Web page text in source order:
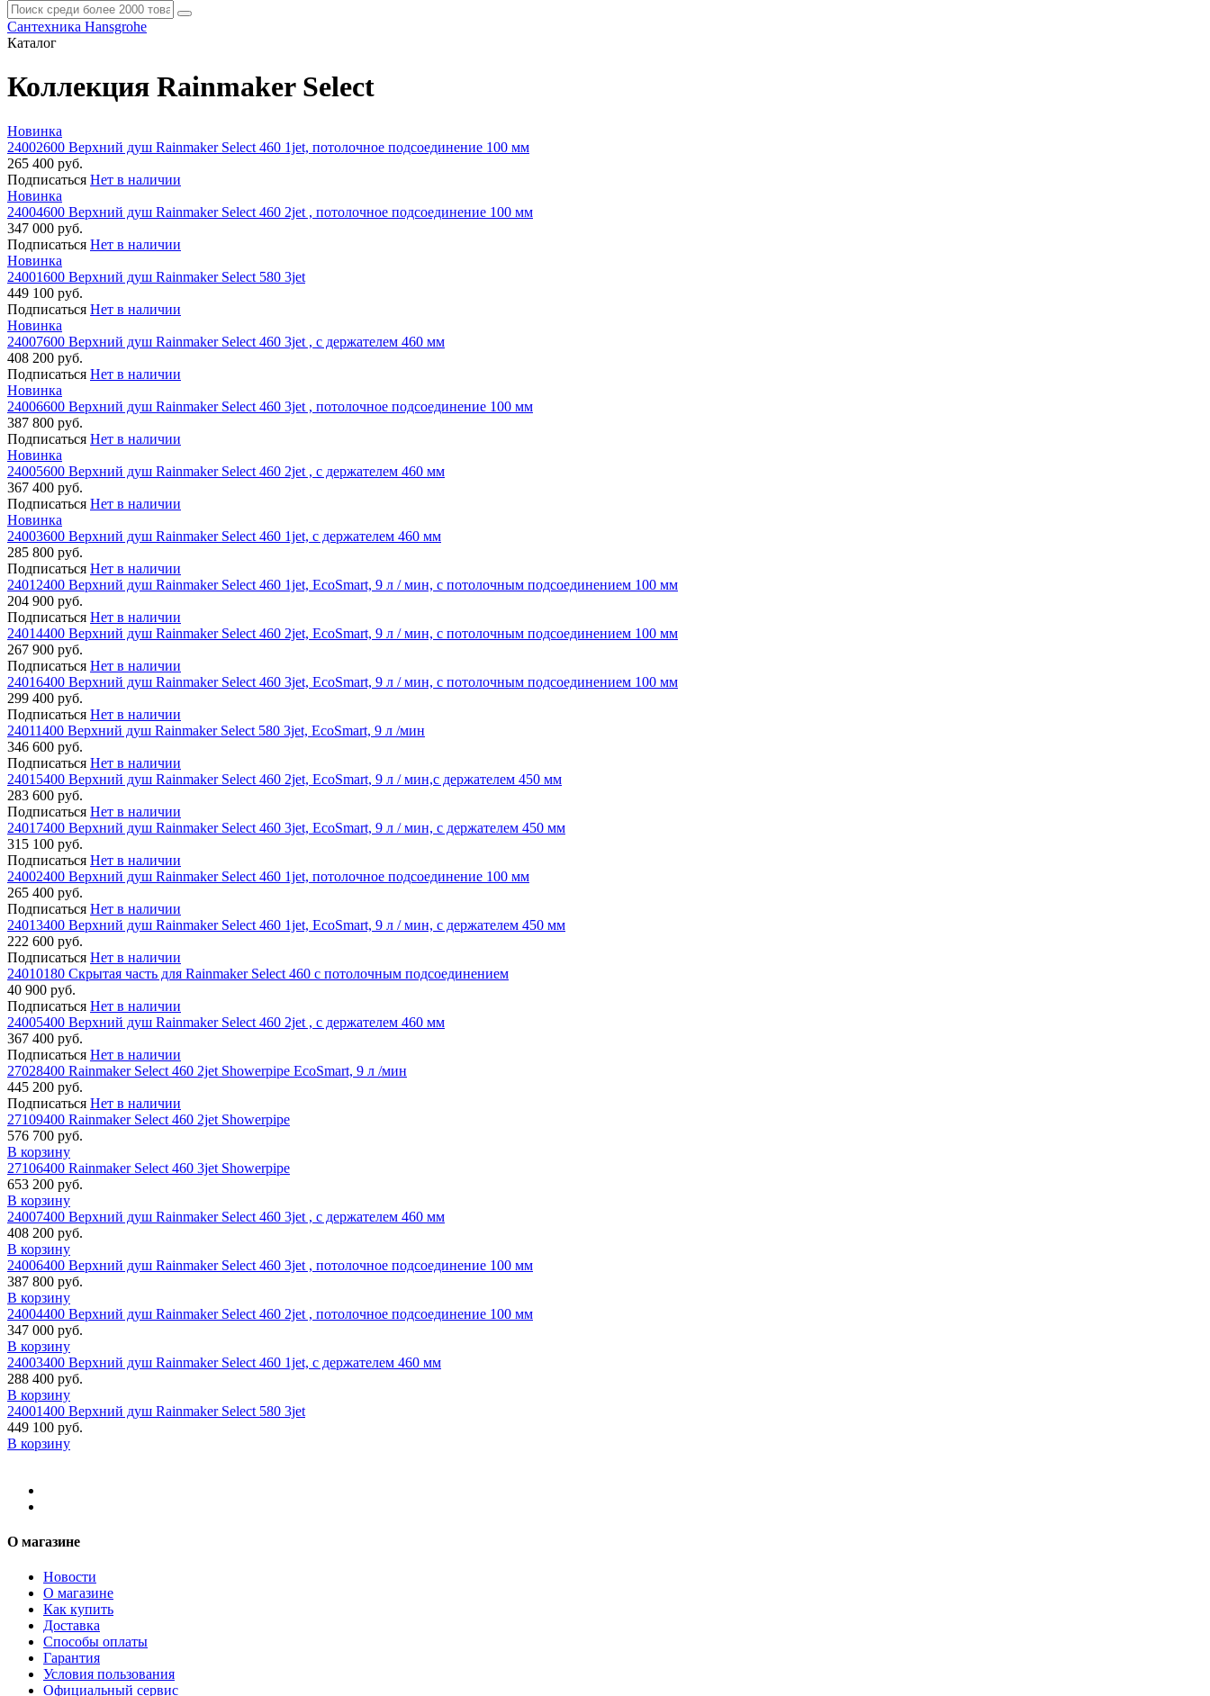
Сантехника Hansgrohe
Каталог
Коллекция Rainmaker Select
Новинка
24002600 Верхний душ Rainmaker Select 460 1jet, потолочное подсоединение 100 мм
265 400 руб.
Подписаться Нет в наличии
Новинка
24004600 Верхний душ Rainmaker Select 460 2jet , потолочное подсоединение 100 мм
347 000 руб.
Подписаться Нет в наличии
Новинка
24001600 Верхний душ Rainmaker Select 580 3jet
449 100 руб.
Подписаться Нет в наличии
Новинка
24007600 Верхний душ Rainmaker Select 460 3jet , с держателем 460 мм
408 200 руб.
Подписаться Нет в наличии
Новинка
24006600 Верхний душ Rainmaker Select 460 3jet , потолочное подсоединение 100 мм
387 800 руб.
Подписаться Нет в наличии
Новинка
24005600 Верхний душ Rainmaker Select 460 2jet , с держателем 460 мм
367 400 руб.
Подписаться Нет в наличии
Новинка
24003600 Верхний душ Rainmaker Select 460 1jet, с держателем 460 мм
285 800 руб.
Подписаться Нет в наличии
24012400 Верхний душ Rainmaker Select 460 1jet, EcoSmart, 9 л / мин, с потолочным подсоединением 100 мм
204 900 руб.
Подписаться Нет в наличии
24014400 Верхний душ Rainmaker Select 460 2jet, EcoSmart, 9 л / мин, с потолочным подсоединением 100 мм
267 900 руб.
Подписаться Нет в наличии
24016400 Верхний душ Rainmaker Select 460 3jet, EcoSmart, 9 л / мин, с потолочным подсоединением 100 мм
299 400 руб.
Подписаться Нет в наличии
24011400 Верхний душ Rainmaker Select 580 3jet, EcoSmart, 9 л /мин
346 600 руб.
Подписаться Нет в наличии
24015400 Верхний душ Rainmaker Select 460 2jet, EcoSmart, 9 л / мин,с держателем 450 мм
283 600 руб.
Подписаться Нет в наличии
24017400 Верхний душ Rainmaker Select 460 3jet, EcoSmart, 9 л / мин, с держателем 450 мм
315 100 руб.
Подписаться Нет в наличии
24002400 Верхний душ Rainmaker Select 460 1jet, потолочное подсоединение 100 мм
265 400 руб.
Подписаться Нет в наличии
24013400 Верхний душ Rainmaker Select 460 1jet, EcoSmart, 9 л / мин, с держателем 450 мм
222 600 руб.
Подписаться Нет в наличии
24010180 Скрытая часть для Rainmaker Select 460 с потолочным подсоединением
40 900 руб.
Подписаться Нет в наличии
24005400 Верхний душ Rainmaker Select 460 2jet , с держателем 460 мм
367 400 руб.
Подписаться Нет в наличии
27028400 Rainmaker Select 460 2jet Showerpipe EcoSmart, 9 л /мин
445 200 руб.
Подписаться Нет в наличии
27109400 Rainmaker Select 460 2jet Showerpipe
576 700 руб.
В корзину
27106400 Rainmaker Select 460 3jet Showerpipe
653 200 руб.
В корзину
24007400 Верхний душ Rainmaker Select 460 3jet , с держателем 460 мм
408 200 руб.
В корзину
24006400 Верхний душ Rainmaker Select 460 3jet , потолочное подсоединение 100 мм
387 800 руб.
В корзину
24004400 Верхний душ Rainmaker Select 460 2jet , потолочное подсоединение 100 мм
347 000 руб.
В корзину
24003400 Верхний душ Rainmaker Select 460 1jet, с держателем 460 мм
288 400 руб.
В корзину
24001400 Верхний душ Rainmaker Select 580 3jet
449 100 руб.
В корзину
О магазине
Новости
О магазине
Как купить
Доставка
Способы оплаты
Гарантия
Условия пользования
Официальный сервис